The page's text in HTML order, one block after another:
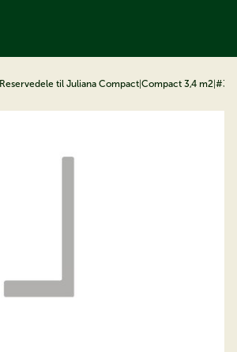
Reservedele til Juliana Compact Compact 3,4 m2 #33